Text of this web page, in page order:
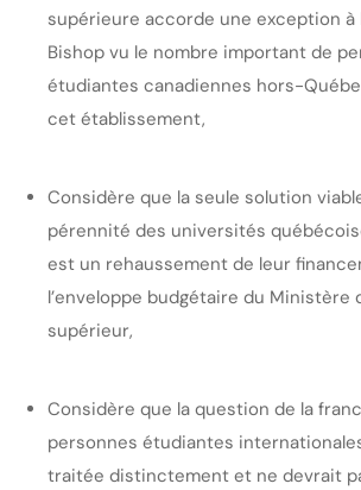
supérieure accorde une exception à
Bishop vu le nombre important de
étudiantes canadiennes hors-
cet établissement,
Considère que la seule solution
pérennité des universités
est un rehaussement de leur
l’enveloppe budgétaire du Ministère
supérieur,
Considère que la question de la
personnes étudiantes
traitée distinctement et ne devrait